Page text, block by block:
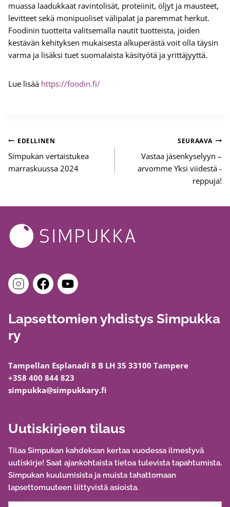
muassa laadukkaat ravintolisät, proteiinit, öljyt ja mausteet,
levitteet sekä monipuoliset välipalat ja paremmat herkut.
Foodinin tuotteita valitsemalla nautit tuotteista, joiden
kestävän kehityksen mukaisesta alkuperästä voit olla täysin
varma ja lisäksi tuet suomalaista käsityötä ja yrittäjyyttä.
Lue lisää https://foodin.fi/
Artikkelien
selaus
EDELLINEN
Simpukan vertaistukea
marraskuussa 2024
SEURAAVA
Vastaa jäsenkyselyyn –
arvomme Yksi viidestä -
reppuja!
Lapsettomien yhdistys Simpukka
ry
Tampellan Esplanadi 8 B LH 35 33100 Tampere
+358 400 844 823
simpukka@simpukkary.fi
Uutiskirjeen tilaus
Tilaa Simpukan kahdeksan kertaa vuodessa ilmestyvä
uutiskirje! Saat ajankohtaista tietoa tulevista tapahtumista,
Simpukan kuulumisista ja muista tahattomaan
lapsettomuuteen liittyvistä asioista.